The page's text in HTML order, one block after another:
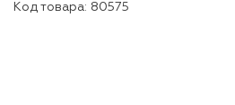
Код товара: 80575